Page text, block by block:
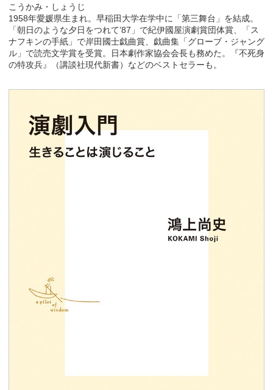
こうかみ・しょうじ
1958年愛媛県生まれ。早稲田大学在学中に「第三舞台」を結成。
「朝日のような夕日をつれて’87」で紀伊國屋演劇賞団体賞、「ス
ナフキンの手紙」で岸田國士戯曲賞、戯曲集「グローブ・ジャング
ル」で読売文学賞を受賞。日本劇作家協会会長も務めた。『不死身
の特攻兵』（講談社現代新書）などのベストセラーも。